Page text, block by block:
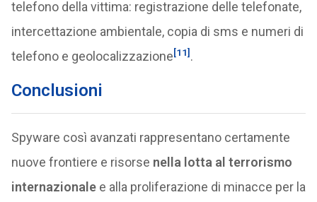
telefono della vittima: registrazione delle telefonate,
intercettazione ambientale, copia di sms e numeri di
telefono e geolocalizzazione[11] .
Conclusioni
Spyware così avanzati rappresentano certamente
nuove frontiere e risorse nella lotta al terrorismo
internazionalee alla proliferazione di minacce per la